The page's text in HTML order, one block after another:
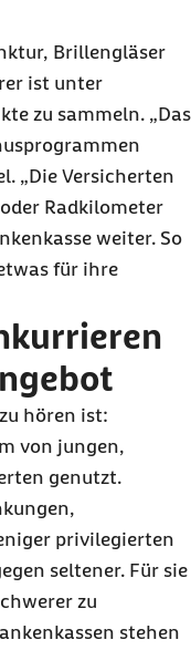
Brillengläser
ist unter
zu sammeln. „Das
„Die Versicherten
Radkilometer
weiter. So
für ihre
hören ist:
von jungen,
genutzt.
privilegierten
seltener. Für sie
zu
stehen